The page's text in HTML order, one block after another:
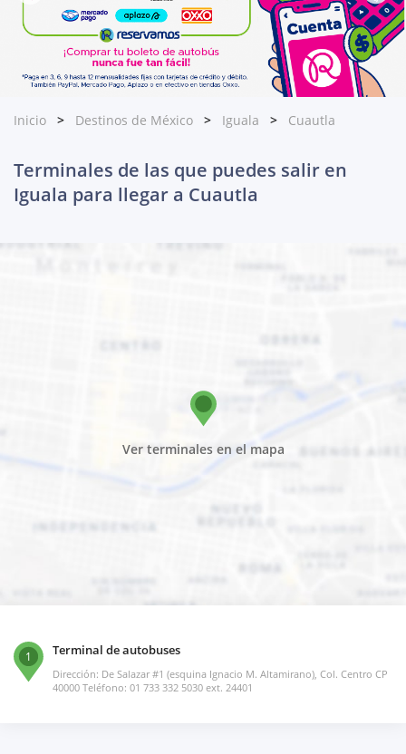
Inicio Destinos de México Iguala Cuautla
Terminales de las que puedes salir en
Iguala para llegar a Cuautla
Ver terminales en el mapa
1 Terminal de autobuses
Dirección: De Salazar #1 (esquina Ignacio M. Altamirano), Col. Centro CP
40000 Teléfono: 01 733 332 5030 ext. 24401